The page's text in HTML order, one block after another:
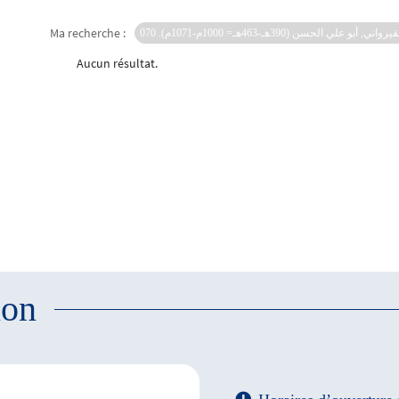
Ma recherche : علي الحسن (390هـ-463هـ= 1000م-1071م). 070
Aucun résultat.